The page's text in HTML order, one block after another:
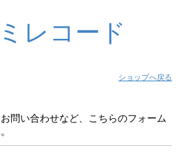
レコード
ショップへ戻る
問い合わせなど、こちらのフォーム